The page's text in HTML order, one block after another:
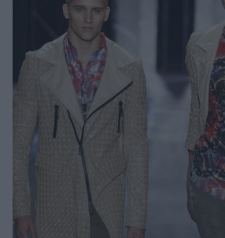
Well being
Ψυχολογία
Υγεία + Διατροφή
Σχέσεις & Σεξ
Woman Power